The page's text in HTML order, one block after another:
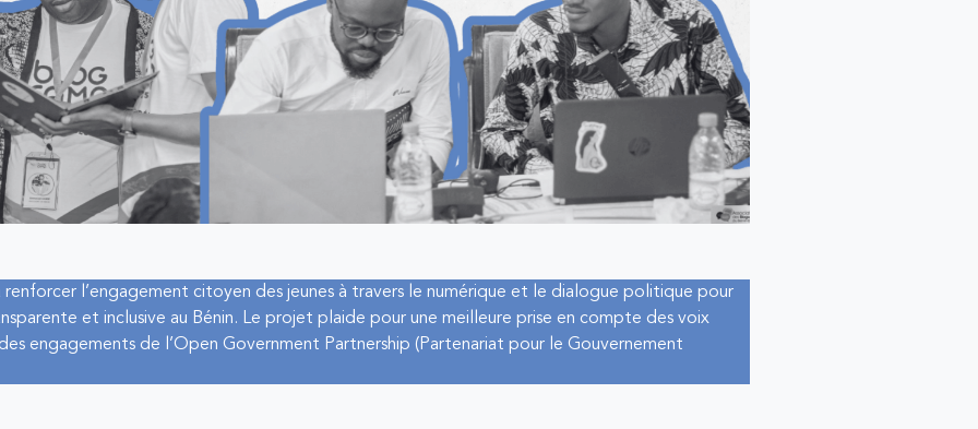
renforcer l’engagement citoyen des jeunes à travers le numérique et le dialogue politique pour
et inclusive au Bénin. Le projet plaide pour une meilleure prise en compte des voix
engagements de l’Open Government Partnership (Partenariat pour le Gouvernement